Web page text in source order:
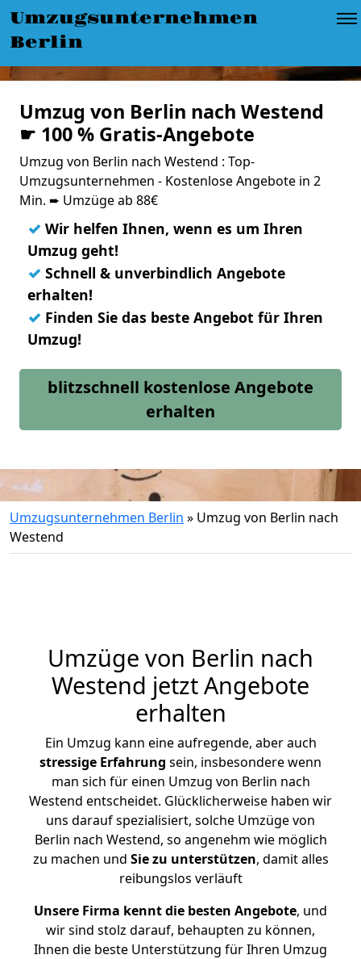
Umzugsunternehmen
Berlin
Umzug von Berlin nach Westend
☛ 100 % Gratis-Angebote
Umzug von Berlin nach Westend : Top-
Umzugsunternehmen - Kostenlose Angebote in 2
Min. ➨ Umzüge ab 88€
✓ Wir helfen Ihnen, wenn es um Ihren
Umzug geht!
✓ Schnell & unverbindlich Angebote
erhalten!
✓ Finden Sie das beste Angebot für Ihren
Umzug!
blitzschnell kostenlose Angebote
erhalten
Umzugsunternehmen Berlin » Umzug von Berlin nach
Westend
Umzüge von Berlin nach
Westend jetzt Angebote
erhalten
Ein Umzug kann eine aufregende, aber auch
stressige Erfahrung sein, insbesondere wenn
man sich für einen Umzug von Berlin nach
Westend entscheidet. Glücklicherweise haben wir
uns darauf spezialisiert, solche Umzüge von
Berlin nach Westend, so angenehm wie möglich
zu machen und Sie zu unterstützen, damit alles
reibungslos verläuft
Unsere Firma kennt die besten Angebote, und
wir sind stolz darauf, behaupten zu können,
Ihnen die beste Unterstützung für Ihren Umzug